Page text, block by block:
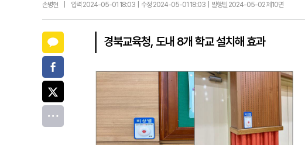
손병현 입력 2024-05-01 18:03 | 수정 2024-05-01 18:03 | 발행일 2024-05-02 제10면
경북교육청, 도내 8개 학교 설치해 효과